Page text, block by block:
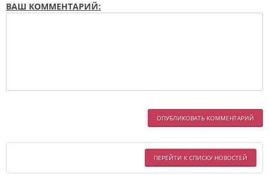
ВАШ КОММЕНТАРИЙ:
ОПУБЛИКОВАТЬ КОММЕНТАРИЙ
ПЕРЕЙТИ К СПИСКУ НОВОСТЕЙ